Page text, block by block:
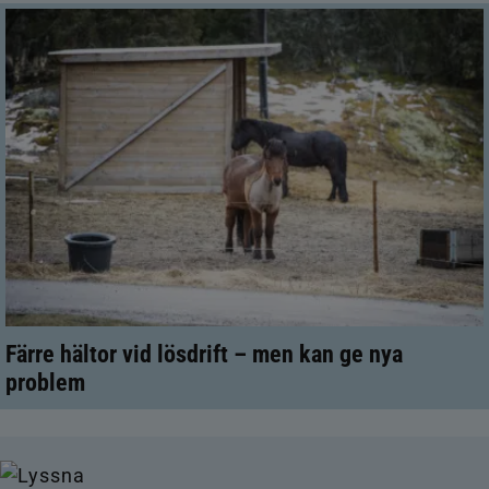
Färre hältor vid lösdrift – men kan ge nya
problem